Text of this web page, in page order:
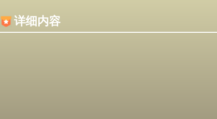
详细内容